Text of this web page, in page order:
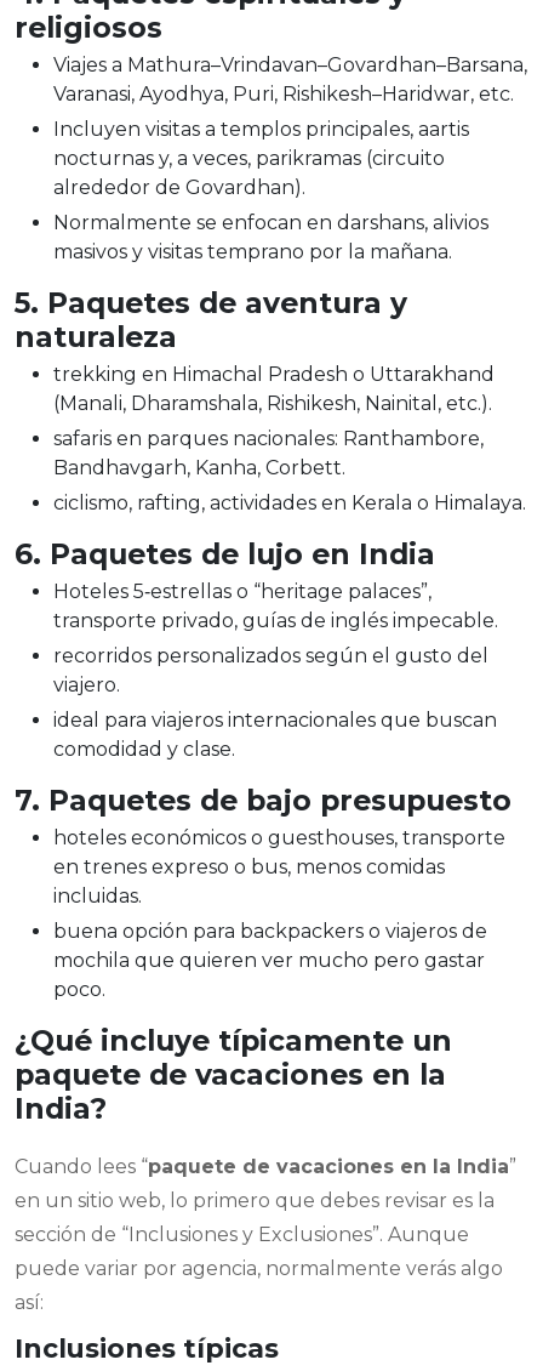
religiosos
Viajes a Mathura–Vrindavan–Govardhan–Barsana,
Varanasi, Ayodhya, Puri, Rishikesh–Haridwar, etc.
Incluyen visitas a templos principales, aartis
nocturnas y, a veces, parikramas (circuito
alrededor de Govardhan).
Normalmente se enfocan en darshans, alivios
masivos y visitas temprano por la mañana.
5. Paquetes de aventura y
naturaleza
trekking en Himachal Pradesh o Uttarakhand
(Manali, Dharamshala, Rishikesh, Nainital, etc.).
safaris en parques nacionales: Ranthambore,
Bandhavgarh, Kanha, Corbett.
ciclismo, rafting, actividades en Kerala o Himalaya.
6. Paquetes de lujo en India
Hoteles 5‑estrellas o “heritage palaces”,
transporte privado, guías de inglés impecable.
recorridos personalizados según el gusto del
viajero.
ideal para viajeros internacionales que buscan
comodidad y clase.
7. Paquetes de bajo presupuesto
hoteles económicos o guesthouses, transporte
en trenes expreso o bus, menos comidas
incluidas.
buena opción para backpackers o viajeros de
mochila que quieren ver mucho pero gastar
poco.
¿Qué incluye típicamente un
paquete de vacaciones en la
India?
Cuando lees “paquete de vacaciones en la India”
en un sitio web, lo primero que debes revisar es la
sección de “Inclusiones y Exclusiones”. Aunque
puede variar por agencia, normalmente verás algo
así:
Inclusiones típicas